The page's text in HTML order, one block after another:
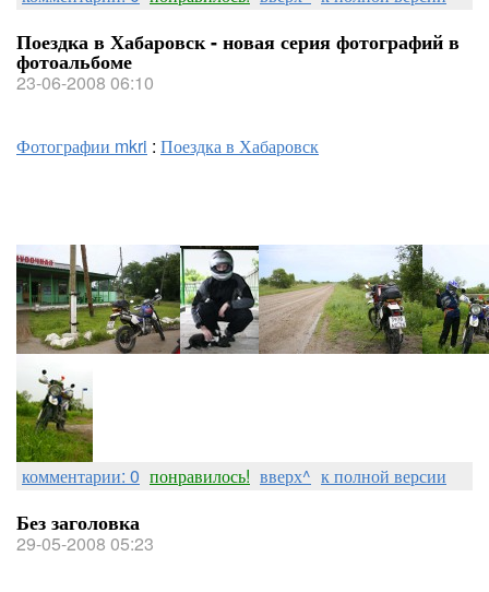
Поездка в Хабаровск - новая серия фотографий в
фотоальбоме
23-06-2008 06:10
Фотографии mkri : Поездка в Хабаровск
комментарии: 0 понравилось! вверх^ к полной версии
Без заголовка
29-05-2008 05:23